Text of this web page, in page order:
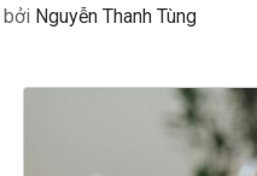
bởi Nguyễn Thanh Tùng